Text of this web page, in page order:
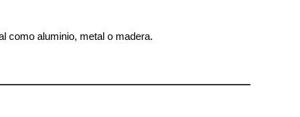
como aluminio, metal o madera.